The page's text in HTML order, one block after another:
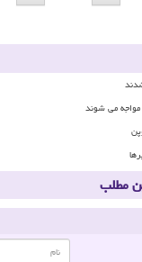
مواجه می شوند
مطلب